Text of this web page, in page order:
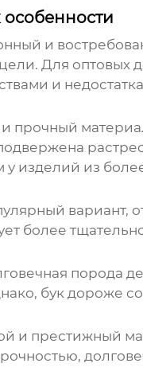
и
Для оптовых
и
прочный
изделий из
более
порода
бук дороже
и престижный